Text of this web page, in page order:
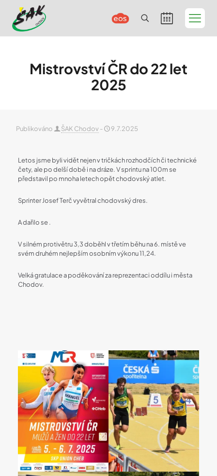
Mistrovství ČR do 22 let
2025
Publikováno ŠAK Chodov- 9.7.2025
Letos jsme byli vidět nejen v tričkách rozhodčích či technické
čety, ale po delší době i na dráze. V sprintu na 100m se
představil po mnoha letech opět chodovský atlet.
Sprinter Josef Terč vyvětral chodovský dres.
A dařilo se .
V silném protivětru 3,3 doběhl v třetím běhu na 6. místě ve
svém druhém nejlepším osobním výkonu 11,24.
Velká gratulace a poděkování za reprezentaci oddílu i města
Chodov.